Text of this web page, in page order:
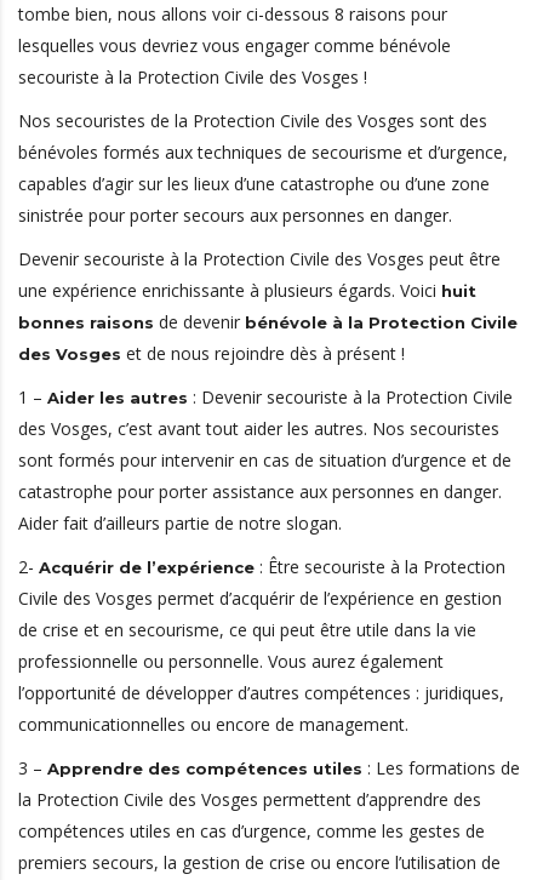
tombe bien, nous allons voir ci-dessous 8 raisons pour
lesquelles vous devriez vous engager comme bénévole
secouriste à la Protection Civile des Vosges !
Nos secouristes de la Protection Civile des Vosges sont des
bénévoles formés aux techniques de secourisme et d’urgence,
capables d’agir sur les lieux d’une catastrophe ou d’une zone
sinistrée pour porter secours aux personnes en danger.
Devenir secouriste à la Protection Civile des Vosges peut être
une expérience enrichissante à plusieurs égards. Voici huit
bonnes raisons de devenir bénévole à la Protection Civile
des Vosges et de nous rejoindre dès à présent !
1 – Aider les autres : Devenir secouriste à la Protection Civile
des Vosges, c’est avant tout aider les autres. Nos secouristes
sont formés pour intervenir en cas de situation d’urgence et de
catastrophe pour porter assistance aux personnes en danger.
Aider fait d’ailleurs partie de notre slogan.
2- Acquérir de l’expérience : Être secouriste à la Protection
Civile des Vosges permet d’acquérir de l’expérience en gestion
de crise et en secourisme, ce qui peut être utile dans la vie
professionnelle ou personnelle. Vous aurez également
l’opportunité de développer d’autres compétences : juridiques,
communicationnelles ou encore de management.
3 – Apprendre des compétences utiles : Les formations de
la Protection Civile des Vosges permettent d’apprendre des
compétences utiles en cas d’urgence, comme les gestes de
premiers secours, la gestion de crise ou encore l’utilisation de